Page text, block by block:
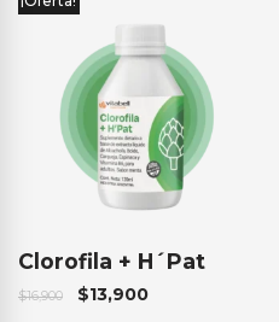
Clorofila + H´Pat
$16,900 $13,900